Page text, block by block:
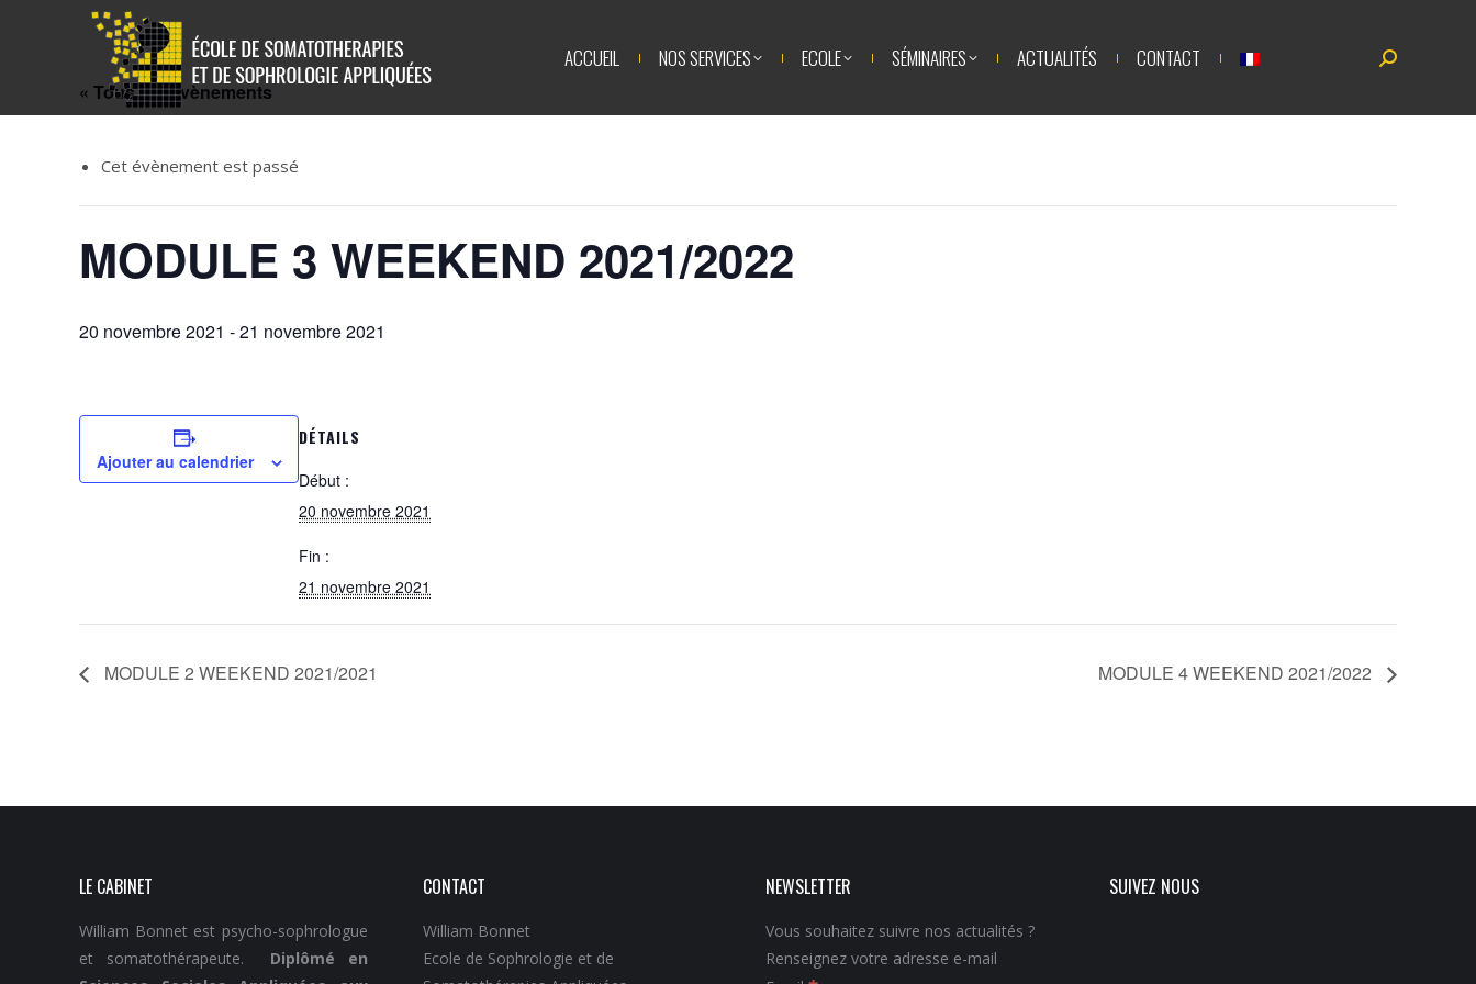
ACCUEIL NOS SERVICES ECOLE SÉMINAIRES ACTUALITÉS CONTACT
Recherche
« Tous les Évènements
Cet évènement est passé
MODULE 3 WEEKEND 2021/2022
20 novembre 2021 -21 novembre 2021
Ajouter au calendrier
DÉTAILS
Début :
20 novembre 2021
Fin :
21 novembre 2021
MODULE 2 WEEKEND 2021/2021 MODULE 4 WEEKEND 2021/2022
LE CABINET
William Bonnet est psycho-sophrologue
et somatothérapeute. Diplômé en
CONTACT
William Bonnet
Ecole de Sophrologie et de
NEWSLETTER
Vous souhaitez suivre nos actualités ?
Renseignez votre adresse e-mail
SUIVEZ NOUS
: